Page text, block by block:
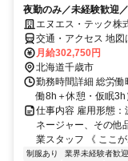
夜勤のみ／未経験歓迎
エヌエス・テック株
交通・アクセス 地
圏内 ※車通勤OK
月給302,750円
北海道千歳市
勤務時間詳細 総労
働8h＋休憩・仮眠
仕事内容 雇用形態
ネージャー、その他
業スタッフ 《 ここ
制服あり 業界未経験者歓迎